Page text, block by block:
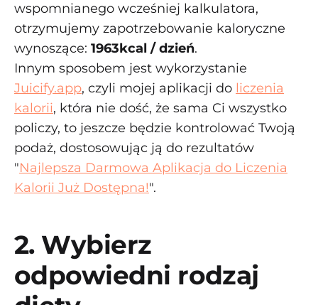
wspomnianego wcześniej kalkulatora,
otrzymujemy zapotrzebowanie kaloryczne
wynoszące: 1963kcal / dzień.
Innym sposobem jest wykorzystanie
Juicify.app, czyli mojej aplikacji do liczenia
kalorii, która nie dość, że sama Ci wszystko
policzy, to jeszcze będzie kontrolować Twoją
podaż, dostosowując ją do rezultatów
"Najlepsza Darmowa Aplikacja do Liczenia
Kalorii Już Dostępna!".
2. Wybierz
odpowiedni rodzaj